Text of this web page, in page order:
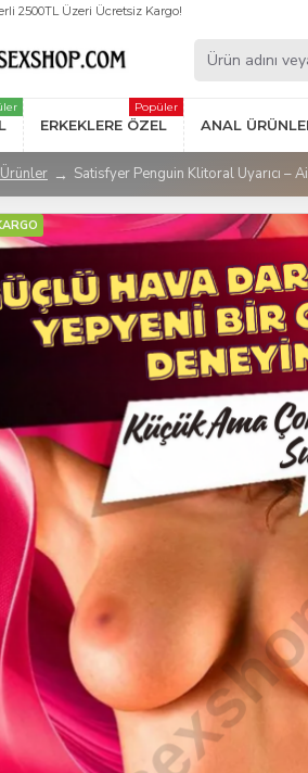
2500TL Üzeri Ücretsiz Kargo!
ERKEKLERE ÖZEL
Popüler
ANAL
Satisfyer Penguin Klitoral Uyarıcı –